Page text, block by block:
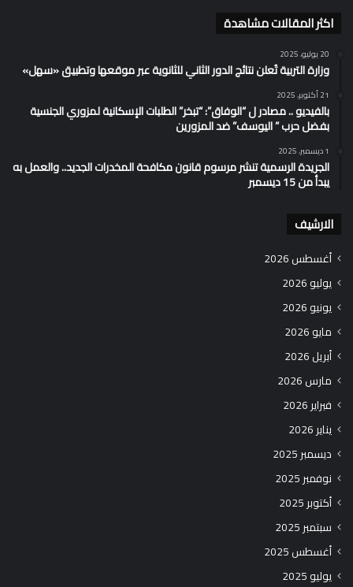
اكثر المقالات مشاهدة
20 يوليو، 2025
وزارة التربية تُعلن نتائج الدور الثاني للثانوية عبر موقعها وتطبيق «سهل»
21 أكتوبر، 2025
بالفيديو .. مصادر ل “الوفاق”: “تبخر” الطلبات الإسكانية لمزوري الجنسية
بفضل حرب ” اليوسف” ضد المزورين
1 ديسمبر، 2025
الجريدة الرسمية تنشر مرسوم قانون مكافحة المخدرات الجديد.. والعمل به
يبدأ من 15 ديسمبر
الارشيف
أغسطس 2026
يوليو 2026
يونيو 2026
مايو 2026
أبريل 2026
مارس 2026
فبراير 2026
يناير 2026
ديسمبر 2025
نوفمبر 2025
أكتوبر 2025
سبتمبر 2025
أغسطس 2025
يوليو 2025